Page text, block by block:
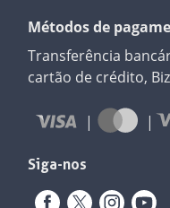
Métodos de
Transferência
cartão de crédito,
Siga-nos